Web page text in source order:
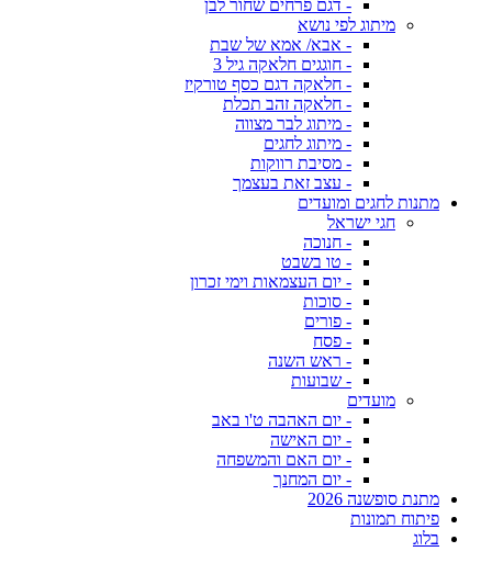
- דגם פרחים שחור לבן
מיתוג לפי נושא
- אבא/ אמא של שבת
- חוגגים חלאקה גיל 3
- חלאקה דגם כסף טורקיז
- חלאקה זהב תכלת
- מיתוג לבר מצווה
- מיתוג לחגים
- מסיבת רווקות
- עצב זאת בעצמך
מתנות לחגים ומועדים
חגי ישראל
- חנוכה
- טו בשבט
- יום העצמאות וימי זכרון
- סוכות
- פורים
- פסח
- ראש השנה
- שבועות
מועדים
- יום האהבה ט'ו באב
- יום האישה
- יום האם והמשפחה
- יום המחנך
מתנת סופשנה 2026
פיתוח תמונות
בלוג